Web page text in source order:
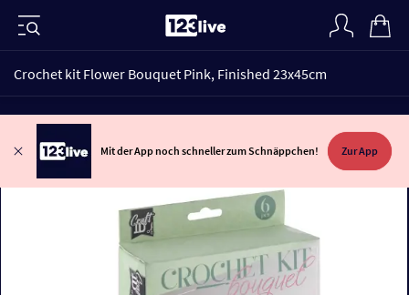
Crochet kit Flower Bouquet Pink, Finished 23x45cm
Mit der App noch schneller zum Schnäppchen! Zur App